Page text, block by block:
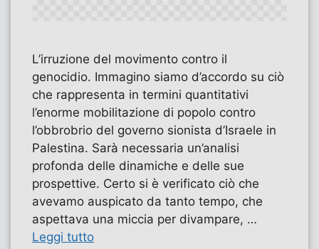
L’irruzione del movimento contro il
genocidio. Immagino siamo d’accordo su ciò
che rappresenta in termini quantitativi
l’enorme mobilitazione di popolo contro
l’obbrobrio del governo sionista d’Israele in
Palestina. Sarà necessaria un’analisi
profonda delle dinamiche e delle sue
prospettive. Certo si è verificato ciò che
avevamo auspicato da tanto tempo, che
aspettava una miccia per divampare, …
Leggi tutto